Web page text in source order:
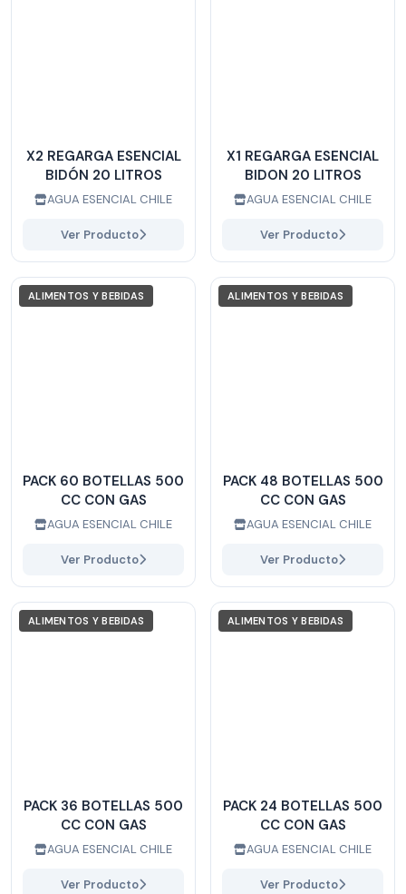
X2 REGARGA ESENCIAL
BIDÓN 20 LITROS
AGUA ESENCIAL CHILE
Ver Producto
X1 REGARGA ESENCIAL
BIDON 20 LITROS
AGUA ESENCIAL CHILE
Ver Producto
ALIMENTOS Y BEBIDAS
PACK 60 BOTELLAS 500
CC CON GAS
AGUA ESENCIAL CHILE
Ver Producto
ALIMENTOS Y BEBIDAS
PACK 48 BOTELLAS 500
CC CON GAS
AGUA ESENCIAL CHILE
Ver Producto
ALIMENTOS Y BEBIDAS
PACK 36 BOTELLAS 500
CC CON GAS
AGUA ESENCIAL CHILE
Ver Producto
ALIMENTOS Y BEBIDAS
PACK 24 BOTELLAS 500
CC CON GAS
AGUA ESENCIAL CHILE
Ver Producto